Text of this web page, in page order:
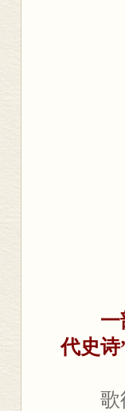
一
代史诗
歌